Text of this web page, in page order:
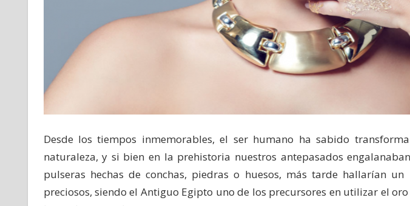
Desde los tiempos inmemorables, el ser humano ha sabido
naturaleza, y si bien en la prehistoria nuestros antepasados
pulseras hechas de conchas, piedras o huesos, más tarde hallarían
preciosos, siendo el Antiguo Egipto uno de los precursores en utilizar el